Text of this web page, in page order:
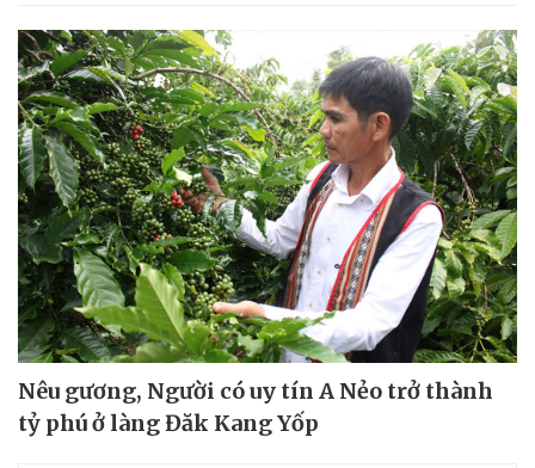
Nêu gương, Người có uy tín A Nẻo trở thành
tỷ phú ở làng Đăk Kang Yốp